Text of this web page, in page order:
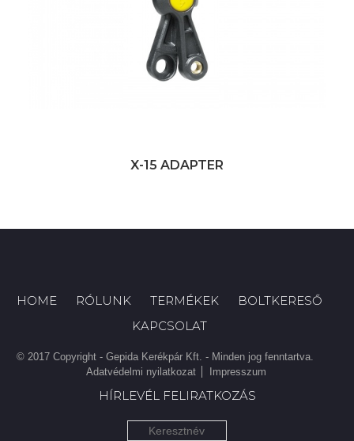
X-15 ADAPTER
HOME RÓLUNK TERMÉKEK
BOLTKERESŐ
KAPCSOLAT
© 2017 Copyright - Gepida Kerékpár Kft. - Minden jog fenntartva.
Adatvédelmi nyilatkozat
Impresszum
HÍRLEVÉL FELIRATKOZÁS